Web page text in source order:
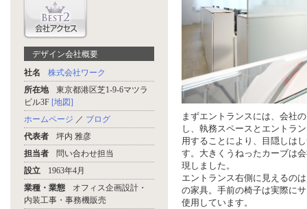
デザイン会社概要
社名
株式会社ワーク
所在地
東京都港区芝1-9-6マツラ
ビル3F [地図]
ホームページ ／ ブログ
代表者
坪内 雅彦
担当者
問い合わせ担当
設立
1963年4月
業種・業態
オフィス企画設計・
内装工事・事務機販売
まずエントランスには、会社
し、執務スペースとエントラ
用することにより、目隠しは
す。大きくうねったカーブは
現しました。
エントランス右側に見えるの
の家具。手前の椅子は実際に
使用しています。